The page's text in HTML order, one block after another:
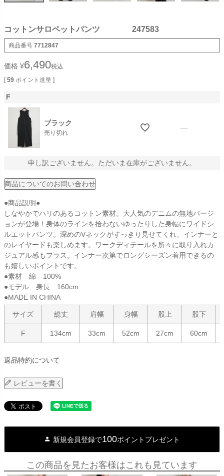
コットンサロペットパンツ 247583
商品番号 7712847
価格 ¥6,490税込
[ 59 ポイント進呈 ]
F
ブラック
売り切れ
—
申し訳ございません。ただいま在庫がございません。
商品についてのお問い合わせ
●商品説明●
しなやかでハリのあるコットン素材。大人気のデニムの無地バージ
ョンが登場！身体のラインを拾わないゆったりした身幅にワイドシ
ルエットパンツ。深めのVネックがすっきり見せてくれ、インナーと
のレイヤードも楽しめます。ワークディテールを所々に取り入れカ
ジュアル感もプラス。インナー次第でロングシーズン着用できるの
も嬉しいポイントです。
●素材 綿 100%
●モデル 身長 160cm
●MADE IN CHINA
サイズ 総丈 肩幅 身幅 股上 股下
F 134cm 33cm 52cm 27cm 60cm
返品特約について
レビューを書く
新規会員登録で100ポイントプレゼント
この商品を見たお客様はこれも見ています